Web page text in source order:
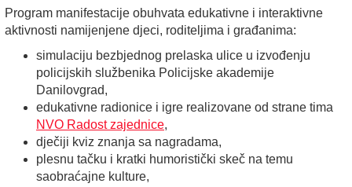
Program manifestacije obuhvata edukativne i interaktivne
aktivnosti namijenjene djeci, roditeljima i građanima:
simulaciju bezbjednog prelaska ulice u izvođenju
policijskih službenika Policijske akademije
Danilovgrad,
edukativne radionice i igre realizovane od strane tima
NVO Radost zajednice,
dječiji kviz znanja sa nagradama,
plesnu tačku i kratki humoristički skeč na temu
saobraćajne kulture,